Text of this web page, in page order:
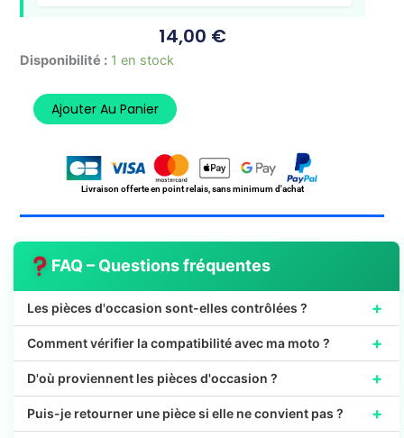
14,00 €
Disponibilité : 1 en stock
quantité
Plaquettes
de
Frein
000-
Ajouter Au Panier
Livraison offerte en point relais, sans minimum d'achat
FAQ – Questions fréquentes
Les pièces d'occasion sont-elles contrôlées ? +
Comment vérifier la compatibilité avec ma moto ? +
D'où proviennent les pièces d'occasion ? +
Puis-je retourner une pièce si elle ne convient pas ? +